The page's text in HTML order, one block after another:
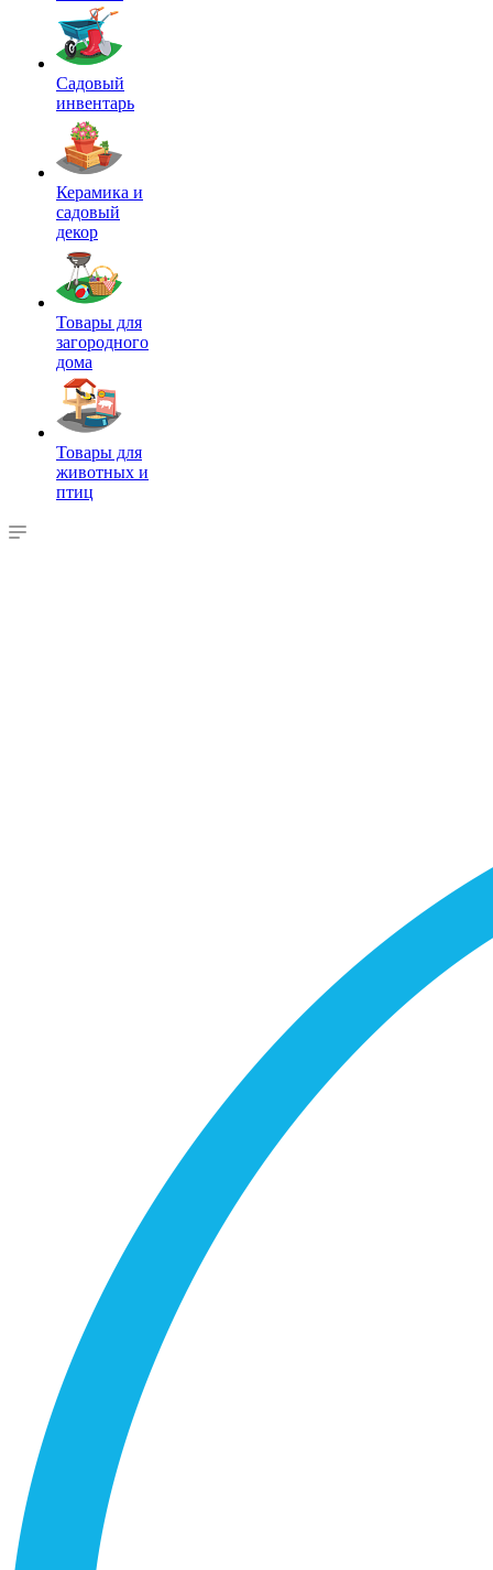
Садовый
инвентарь
Керамика и
садовый
декор
Товары для
загородного
дома
Товары для
животных и
птиц